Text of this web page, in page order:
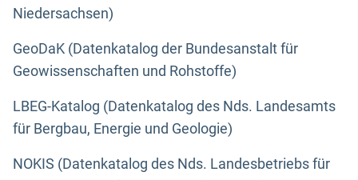
Niedersachsen)
GeoDaK (Datenkatalog der Bundesanstalt für
Geowissenschaften und Rohstoffe)
LBEG-Katalog (Datenkatalog des Nds. Landesamts
für Bergbau, Energie und Geologie)
NOKIS (Datenkatalog des Nds. Landesbetriebs für